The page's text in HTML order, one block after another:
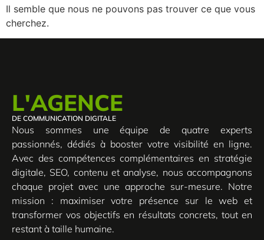
Il semble que nous ne pouvons pas trouver ce que vous
cherchez.
L'AGENCE
DE COMMUNICATION DIGITALE
Nous sommes une équipe de quatre experts
passionnés, dédiés à booster votre visibilité en ligne.
Avec des compétences complémentaires en stratégie
digitale, SEO, contenu et analyse, nous accompagnons
chaque projet avec une approche sur-mesure. Notre
mission : maximiser votre présence sur le web et
transformer vos objectifs en résultats concrets, tout en
restant à taille humaine.